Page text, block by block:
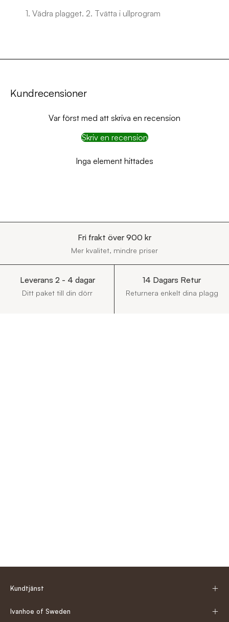
1. Vädra plagget. 2. Tvätta i ullprogram
Kundrecensioner
Var först med att skriva en recension
Skriv en recension
Inga element hittades
Fri frakt över 900 kr
Mer kvalitet, mindre priser
Leverans 2 - 4 dagar
Ditt paket till din dörr
14 Dagars Retur
Returnera enkelt dina plagg
Kundtjänst
Ivanhoe of Sweden